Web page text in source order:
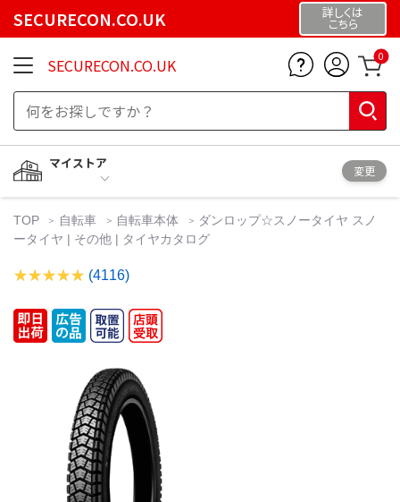
SECURECON.CO.UK 詳しくは
こちら
SECURECON.CO.UK 0
マイストア
変更
TOP 自転車 自転車本体
ダンロップ☆スノータイヤ スノ
ータイヤ | その他 | タイヤカタログ
(4116)